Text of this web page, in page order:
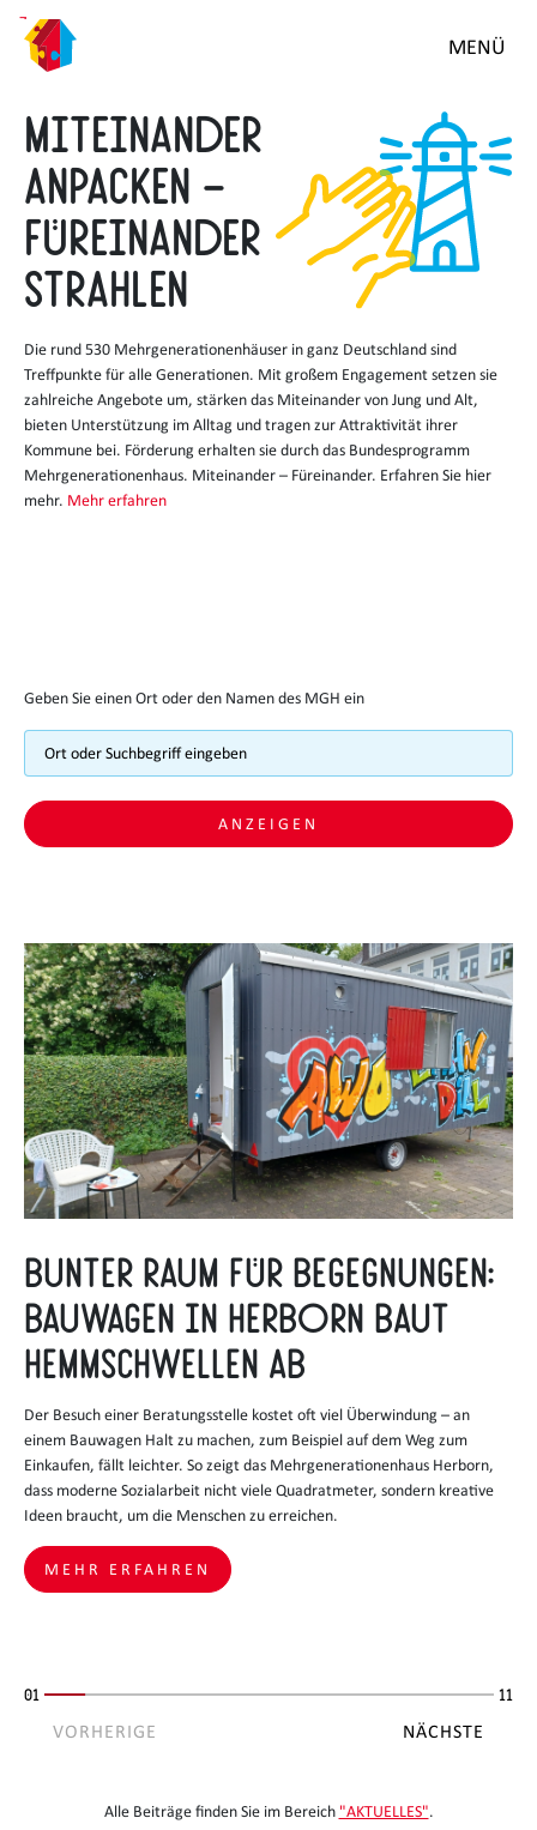
Zum
Hauptinhalt
springen
MENÜ
Miteinander
Anpacken –
Füreinander
strahlen
Die rund 530 Mehrgenerationenhäuser in ganz Deutschland sind
Treffpunkte für alle Generationen. Mit großem Engagement setzen sie
zahlreiche Angebote um, stärken das Miteinander von Jung und Alt,
bieten Unterstützung im Alltag und tragen zur Attraktivität ihrer
Kommune bei. Förderung erhalten sie durch das Bundesprogramm
Mehrgenerationenhaus. Miteinander – Füreinander. Erfahren Sie hier
mehr. Mehr erfahren
Geben Sie einen Ort oder den Namen des MGH ein
ANZEIGEN
Bunter Raum für Begegnungen:
Bauwagen in Herborn baut
Hemmschwellen ab
Der Besuch einer Beratungsstelle kostet oft viel Überwindung – an
einem Bauwagen Halt zu machen, zum Beispiel auf dem Weg zum
Einkaufen, fällt leichter. So zeigt das Mehrgenerationenhaus Herborn,
dass moderne Sozialarbeit nicht viele Quadratmeter, sondern kreative
Ideen braucht, um die Menschen zu erreichen.
MEHR ERFAHREN
01 11
VORHERIGE NÄCHSTE
Alle Beiträge finden Sie im Bereich "AKTUELLES".